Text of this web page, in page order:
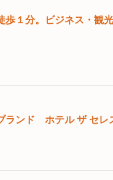
歩１分。ビジネス・観
ランド ホテル ザ セレ